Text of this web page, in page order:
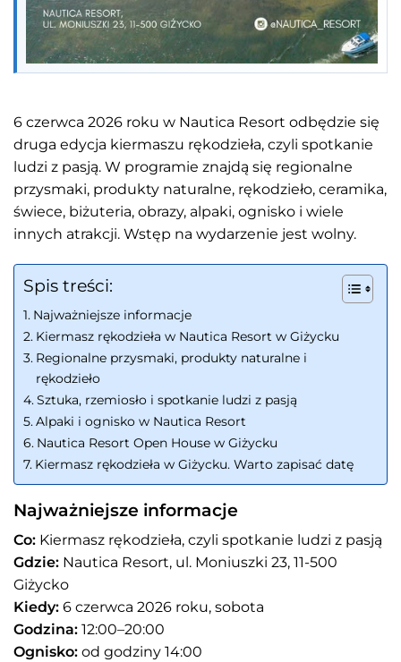
6 czerwca 2026 roku w Nautica Resort odbędzie się
druga edycja kiermaszu rękodzieła, czyli spotkanie
ludzi z pasją. W programie znajdą się regionalne
przysmaki, produkty naturalne, rękodzieło, ceramika,
świece, biżuteria, obrazy, alpaki, ognisko i wiele
innych atrakcji. Wstęp na wydarzenie jest wolny.
Spis treści:
Najważniejsze informacje
Kiermasz rękodzieła w Nautica Resort w Giżycku
Regionalne przysmaki, produkty naturalne i
rękodzieło
Sztuka, rzemiosło i spotkanie ludzi z pasją
Alpaki i ognisko w Nautica Resort
Nautica Resort Open House w Giżycku
Kiermasz rękodzieła w Giżycku. Warto zapisać datę
Najważniejsze informacje
Co: Kiermasz rękodzieła, czyli spotkanie ludzi z pasją
Gdzie: Nautica Resort, ul. Moniuszki 23, 11-500
Giżycko
Kiedy: 6 czerwca 2026 roku, sobota
Godzina: 12:00–20:00
Ognisko: od godziny 14:00